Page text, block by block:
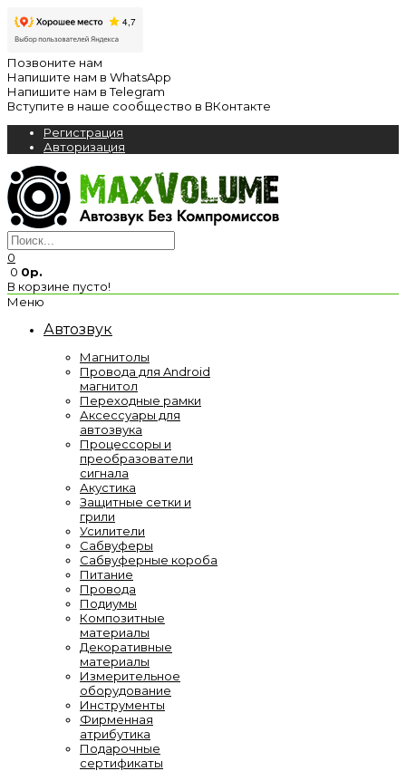
Позвоните нам
Напишите нам в WhatsApp
Напишите нам в Telegram
Вступите в наше сообщество в ВКонтакте
Регистрация
Авторизация
0
0 0р.
В корзине пусто!
Меню
Автозвук
Магнитолы
Провода для Android
магнитол
Переходные рамки
Аксессуары для
автозвука
Процессоры и
преобразователи
сигнала
Акустика
Защитные сетки и
грили
Усилители
Сабвуферы
Сабвуферные короба
Питание
Провода
Подиумы
Композитные
материалы
Декоративные
материалы
Измерительное
оборудование
Инструменты
Фирменная
атрибутика
Подарочные
сертификаты